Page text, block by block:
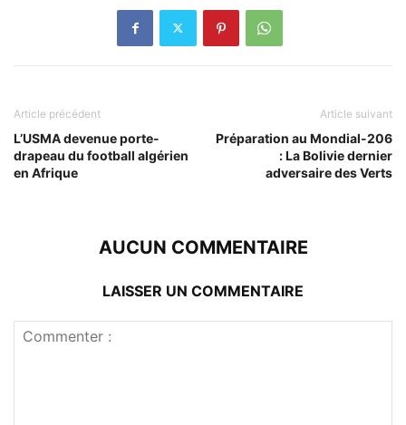
Article précédent
L’USMA devenue porte-
drapeau du football algérien
en Afrique
Article suivant
Préparation au Mondial-206
: La Bolivie dernier
adversaire des Verts
AUCUN COMMENTAIRE
LAISSER UN COMMENTAIRE